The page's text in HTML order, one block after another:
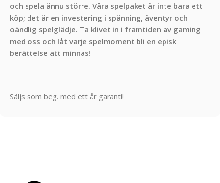
och spela ännu större. Våra spelpaket är inte bara ett
köp; det är en investering i spänning, äventyr och
oändlig spelglädje. Ta klivet in i framtiden av gaming
med oss och låt varje spelmoment bli en episk
berättelse att minnas!
Säljs som beg. med ett år garanti!